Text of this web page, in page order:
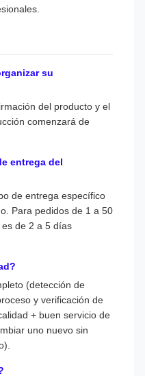
su
del producto y el
comenzará de
entrega del
de entrega específico
Para pedidos de 1 a 50
de 2 a 5 días
(detección de
y verificación de
+ buen servicio de
uno nuevo sin